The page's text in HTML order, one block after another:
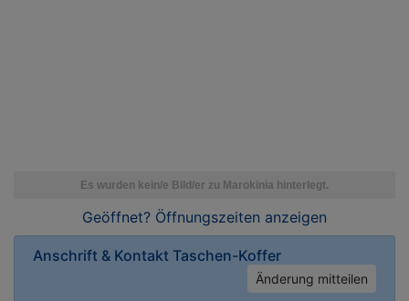
Geöffnet? Öffnungszeiten anzeigen
Anschrift & Kontakt Taschen-Koffer
Änderung mitteilen